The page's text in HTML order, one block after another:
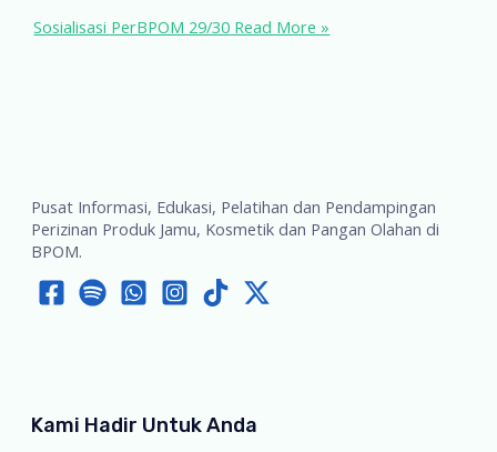
Sosialisasi PerBPOM 29/30 Read More »
Pusat Informasi, Edukasi, Pelatihan dan Pendampingan
Perizinan Produk Jamu, Kosmetik dan Pangan Olahan di
BPOM.
Kami Hadir Untuk Anda